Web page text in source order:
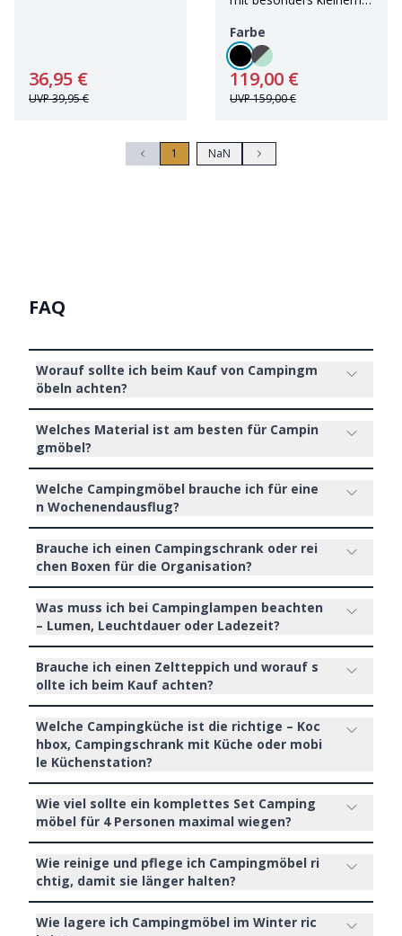
36,95 €
UVP39,95 €
Farbe
119,00 €
UVP159,00 €
1 NaN
FAQ
Worauf sollte ich beim Kauf von Campingm
öbeln achten?
Welches Material ist am besten für Campin
gmöbel?
Welche Campingmöbel brauche ich für eine
n Wochenendausflug?
Brauche ich einen Campingschrank oder rei
chen Boxen für die Organisation?
Was muss ich bei Campinglampen beachten
– Lumen, Leuchtdauer oder Ladezeit?
Brauche ich einen Zeltteppich und worauf s
ollte ich beim Kauf achten?
Welche Campingküche ist die richtige – Koc
hbox, Campingschrank mit Küche oder mobi
le Küchenstation?
Wie viel sollte ein komplettes Set Camping
möbel für 4 Personen maximal wiegen?
Wie reinige und pflege ich Campingmöbel ri
chtig, damit sie länger halten?
Wie lagere ich Campingmöbel im Winter ric